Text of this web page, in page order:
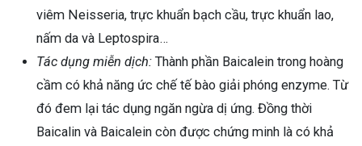
viêm Neisseria, trực khuẩn bạch cầu, trực khuẩn lao,
nấm da và Leptospira…
Tác dụng miễn dịch: Thành phần Baicalein trong hoàng
cầm có khả năng ức chế tế bào giải phóng enzyme. Từ
đó đem lại tác dụng ngăn ngừa dị ứng. Đồng thời
Baicalin và Baicalein còn được chứng minh là có khả